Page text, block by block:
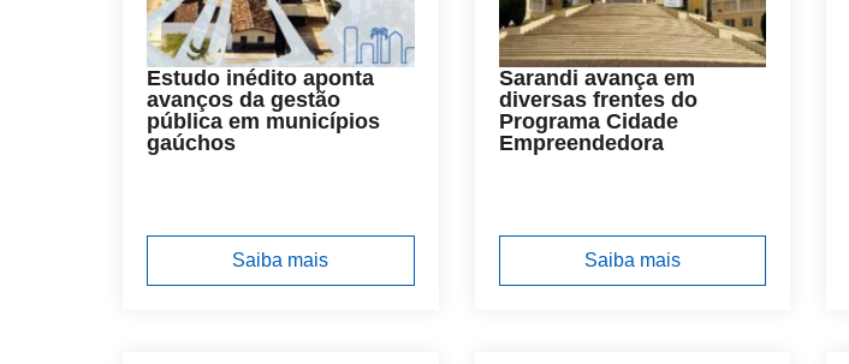
Estudo inédito aponta
avanços da gestão
pública em municípios
gaúchos
Saiba mais
Sarandi avança em
diversas frentes do
Programa Cidade
Empreendedora
Saiba mais